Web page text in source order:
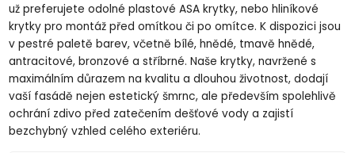
už preferujete odolné plastové ASA krytky, nebo hliníkové
krytky pro montáž před omítkou či po omítce. K dispozici jsou
v pestré paletě barev, včetně bílé, hnědé, tmavě hnědé,
antracitové, bronzové a stříbrné. Naše krytky, navržené s
maximálním důrazem na kvalitu a dlouhou životnost, dodají
vaší fasádě nejen estetický šmrnc, ale především spolehlivě
ochrání zdivo před zatečením dešťové vody a zajistí
bezchybný vzhled celého exteriéru.